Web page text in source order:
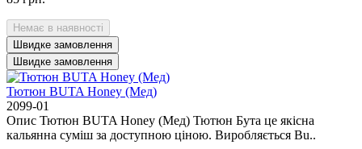
Немає в наявності
Швидке замовлення
Швидке замовлення
Тютюн BUTA Honey (Мед)
2099-01
Опис Тютюн BUTA Honey (Мед) Тютюн Бута це якісна
кальянна суміш за доступною ціною. Виробляється Bu..